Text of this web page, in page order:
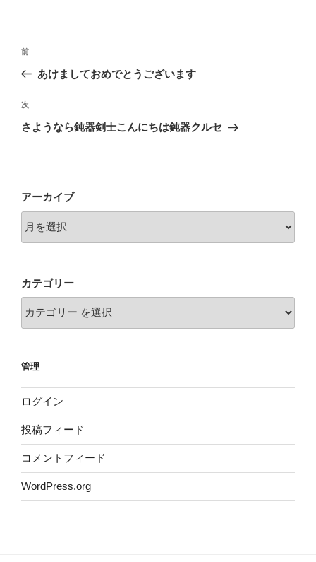
投
ナ
ビ
ゲ
ン
前
の
稿
前
あけましておめでとうございます
次
の
次
さようなら鈍器剣士こんにちは鈍器クルセ
アーカイブ
カテゴリー
管理
ログイン
投稿フィード
コメントフィード
WordPress.org